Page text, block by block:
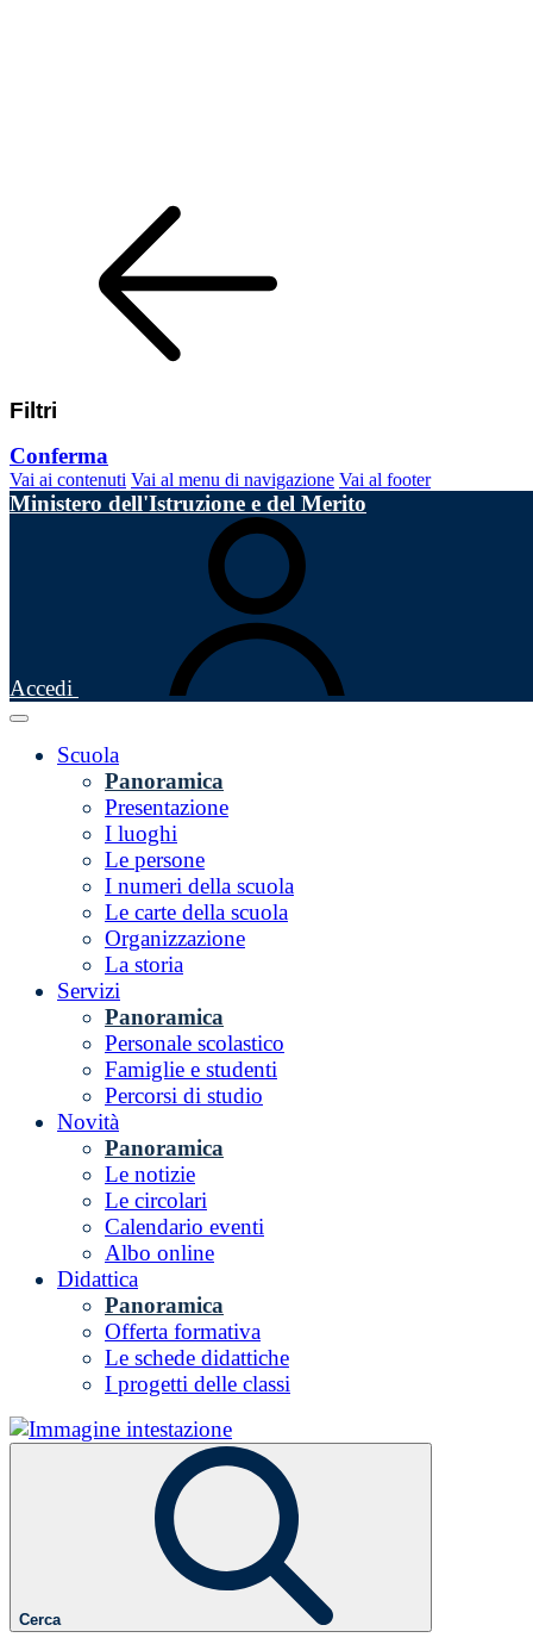
Filtri
Conferma
Vai ai contenuti Vai al menu di navigazione Vai al footer
Ministero dell'Istruzione e del Merito
Accedi
Scuola
Panoramica
Presentazione
I luoghi
Le persone
I numeri della scuola
Le carte della scuola
Organizzazione
La storia
Servizi
Panoramica
Personale scolastico
Famiglie e studenti
Percorsi di studio
Novità
Panoramica
Le notizie
Le circolari
Calendario eventi
Albo online
Didattica
Panoramica
Offerta formativa
Le schede didattiche
I progetti delle classi
Cerca